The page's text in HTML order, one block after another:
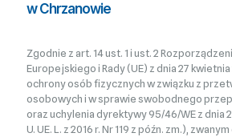
w Chrzanowie
Zgodnie z art. 14 ust. 1 i ust. 2
Europejskiego i Rady (UE) z dnia 27
ochrony osób fizycznych w związku z
osobowych i w sprawie swobodnego
oraz uchylenia dyrektywy 95/46/WE z dnia
U. UE. L. z 2016 r. Nr 119 z późn. zm.),